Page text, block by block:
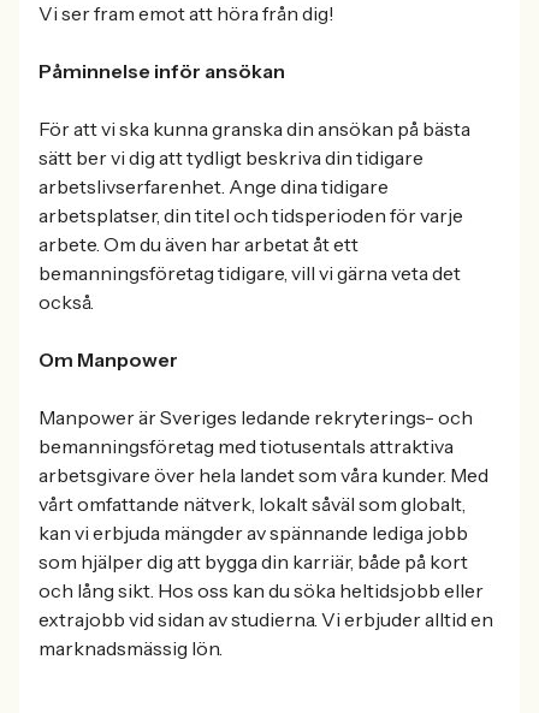
Vi ser fram emot att höra från dig!
Påminnelse inför ansökan
För att vi ska kunna granska din ansökan på bästa
sätt ber vi dig att tydligt beskriva din tidigare
arbetslivserfarenhet. Ange dina tidigare
arbetsplatser, din titel och tidsperioden för varje
arbete. Om du även har arbetat åt ett
bemanningsföretag tidigare, vill vi gärna veta det
också.
Om Manpower
Manpower är Sveriges ledande rekryterings- och
bemanningsföretag med tiotusentals attraktiva
arbetsgivare över hela landet som våra kunder. Med
vårt omfattande nätverk, lokalt såväl som globalt,
kan vi erbjuda mängder av spännande lediga jobb
som hjälper dig att bygga din karriär, både på kort
och lång sikt. Hos oss kan du söka heltidsjobb eller
extrajobb vid sidan av studierna. Vi erbjuder alltid en
marknadsmässig lön.